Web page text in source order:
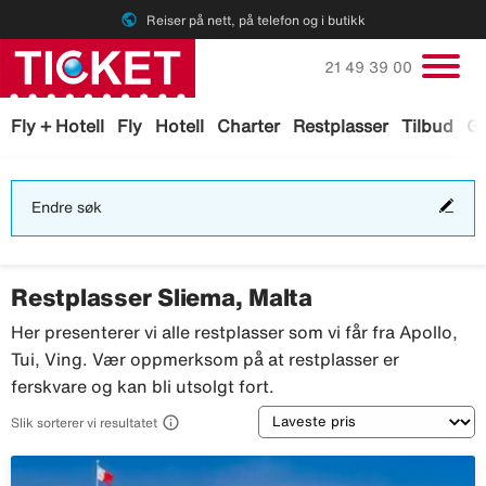
public Reiser på nett, på telefon og i butikk
Fly + Hotell Fly Hotell Charter Restplasser Tilbud
Ring oss på
21 49 39 00
Endre søk
Restplasser Sliema, Malta
Her presenterer vi alle restplasser som vi får fra Apollo,
Tui, Ving. Vær oppmerksom på at restplasser er
ferskvare og kan bli utsolgt fort.
Slik sorterer vi resultatet  Sortering